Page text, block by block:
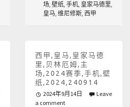
场, 壁纸, 手机, 皇家马德里,
皇马, 维尼修斯, 西甲
西甲,皇马,皇家马德
里,贝林厄姆,主
场,2024赛季,手机,壁
纸,2024,240914
2024年9月14日
Leave
a comment